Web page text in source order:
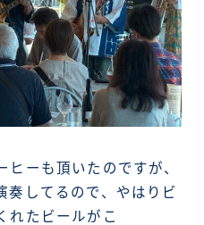
ヒーも頂いたのですが、
奏してるので、やはりビ
れたビールがこ